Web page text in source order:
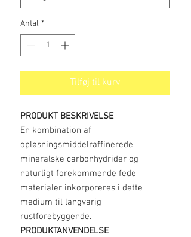
Antal *
Tilføj til kurv
PRODUKT BESKRIVELSE
En kombination af
opløsningsmiddelraffinerede
mineralske carbonhydrider og
naturligt forekommende fede
materialer inkorporeres i dette
medium til langvarig
rustforebyggende.
PRODUKTANVENDELSE